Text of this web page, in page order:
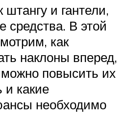
штангу и гантели,
средства. В этой
как
наклоны вперед,
повысить их
и какие
необходимо